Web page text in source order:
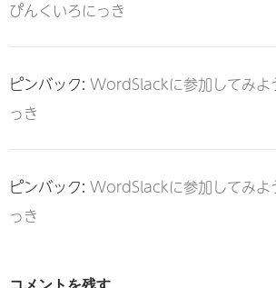
ぴんくいろにっき
ピンバック: WordSlackに参加してみよ
っき
ピンバック: WordSlackに参加してみよ
っき
コメントを残す